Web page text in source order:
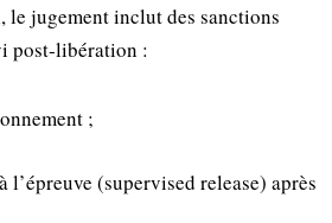
le jugement inclut des sanctions
post‑libération :
;
l’épreuve (supervised release) après